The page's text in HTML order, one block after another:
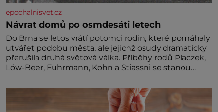
epochalnisvet.cz
Návrat domů po osmdesáti letech
Do Brna se letos vrátí potomci rodin, které pomáhaly
utvářet podobu města, ale jejichž osudy dramaticky
přerušila druhá světová válka. Příběhy rodů Placzek,
Löw-Beer, Fuhrmann, Kohn a Stiassni se stanou
židovské kultury ŠTETL FEST 2026. Některé návraty
nejsou jednoduché. Místa, která si člověk pamatuje z
rodinných vyprávění, už dávno